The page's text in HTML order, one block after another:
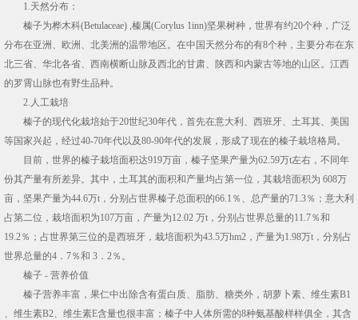
1.天然分布：
榛子为桦木科(Betulaceae) ,榛属(Corylus 1inn)坚果树种，世界有约20个种，广泛
分布在亚洲、欧洲、北美洲的温带地区。在中国天然分布的有8个种，主要分布在东
北三省、华北各省、西南横断山脉及西北的甘肃、陕西和内蒙古等地的山区。江西
的罗霄山脉也有野生品种。
2.人工栽培
榛子的现代化栽培始于20世纪30年代，首先在意大利、西班牙、土耳其、美国
等国家兴起，经过40-70年代以及80-90年代的发展，形成了现在的榛子栽培格局。
目前，世界的榛子栽培面积达919万亩，榛子坚果产量为62.59万t左右，不同年
份其产量有所差异。其中，土耳其的面积和产量均占第一位，其栽培面积为 608万
亩，坚果产量为44.6万t，分别占世界榛子总面积的66.1％、总产量的71.3％；意大利
占第二位，栽培面积为107万亩，产量为12.02 万t，分别占世界总量的11.7％和
19.2％；占世界第三位的是西班牙，栽培面积为43.5万hm2，产量为1.98万t，分别占
世界总量的4．7％和 3．2％。
榛子 - 营养价值
榛子营养丰富，果仁中出除含有蛋白质、脂肪、糖类外，胡萝卜素、维生素B1
、维生素B2、维生素E含量也很丰富；榛子中人体所需的8种氨基酸样样俱全，其含